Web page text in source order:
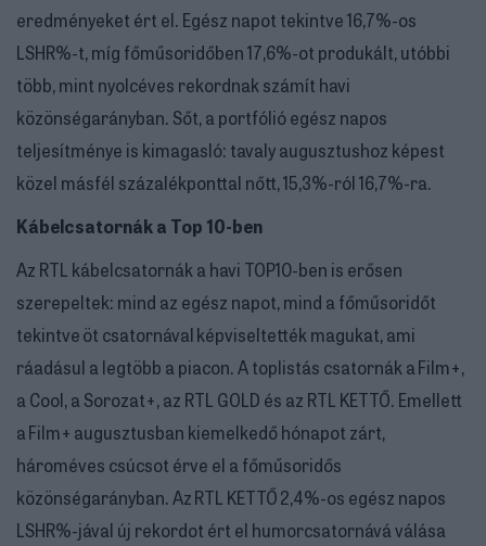
eredményeket ért el. Egész napot tekintve 16,7%-os
LSHR%-t, míg főműsoridőben 17,6%-ot produkált, utóbbi
több, mint nyolcéves rekordnak számít havi
közönségarányban. Sőt, a portfólió egész napos
teljesítménye is kimagasló: tavaly augusztushoz képest
közel másfél százalékponttal nőtt, 15,3%-ról 16,7%-ra.
Kábelcsatornák a Top 10-ben
Az RTL kábelcsatornák a havi TOP10-ben is erősen
szerepeltek: mind az egész napot, mind a főműsoridőt
tekintve öt csatornával képviseltették magukat, ami
ráadásul a legtöbb a piacon. A toplistás csatornák a Film+,
a Cool, a Sorozat+, az RTL GOLD és az RTL KETTŐ. Emellett
a Film+ augusztusban kiemelkedő hónapot zárt,
hároméves csúcsot érve el a főműsoridős
közönségarányban. Az RTL KETTŐ 2,4%-os egész napos
LSHR%-jával új rekordot ért el humorcsatornává válása